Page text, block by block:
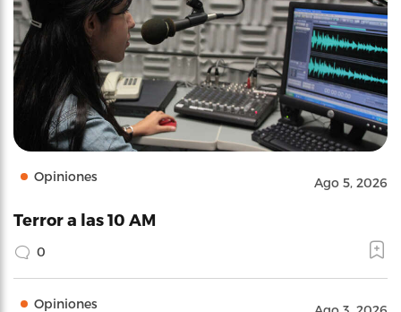
Opiniones Ago 5, 2026
Terror a las 10 AM
0
Opiniones